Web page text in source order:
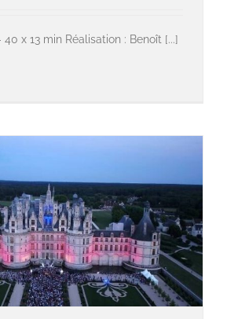
x 13 min Réalisation : Benoît [...]